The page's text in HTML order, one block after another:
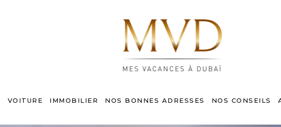
VOITURE IMMOBILIER NOS BONNES ADRESSES NOS CONSEILS